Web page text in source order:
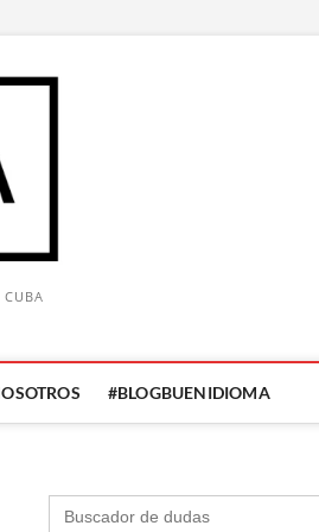
#BLOGBUENIDIOMA
Buscar: